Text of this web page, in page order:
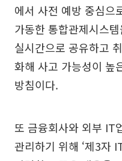
에서 사전 예방 중심으
가동한 통합관제시스
실시간으로 공유하고
화해 사고 가능성이 높
방침이다.
또 금융회사와 외부 IT
관리하기 위해 ‘제3자